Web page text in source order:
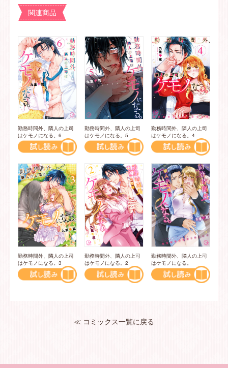
関連商品
勤務時間外、隣人の上司
はケモノになる。6
勤務時間外、隣人の上司
はケモノになる。5
勤務時間外、隣人の上司
はケモノになる。4
勤務時間外、隣人の上司
はケモノになる。3
勤務時間外、隣人の上司
はケモノになる。2
勤務時間外、隣人の上司
はケモノになる。
≪ コミックス一覧に戻る